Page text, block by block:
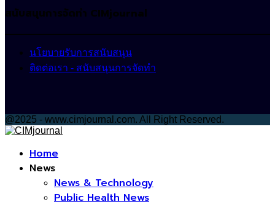
สนับสนุนการจัดทำ CIMjournal
นโยบายรับการสนับสนุน
ติดต่อเรา - สนับสนุนการจัดทำ
@2025 - www.cimjournal.com. All Right Reserved.
Home
News
News & Technology
Public Health News